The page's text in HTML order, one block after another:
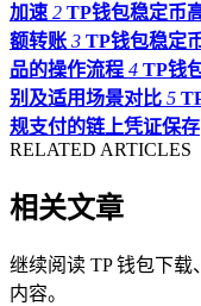
加速 2 TP钱包稳定币
额转账 3 TP钱包稳定
品的操作流程 4 TP钱
别及适用场景对比 5
规支付的链上凭证保存
RELATED ARTICLES
相关文章
继续阅读 TP 钱包下
内容。